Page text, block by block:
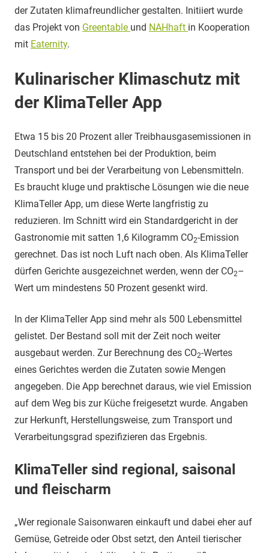
der Zutaten klimafreundlicher gestalten. Initiiert wurde
das Projekt von Greentable und NAHhaft in Kooperation
mit Eaternity.
Kulinarischer Klimaschutz mit
der KlimaTeller App
Etwa 15 bis 20 Prozent aller Treibhausgasemissionen in
Deutschland entstehen bei der Produktion, beim
Transport und bei der Verarbeitung von Lebensmitteln.
Es braucht kluge und praktische Lösungen wie die neue
KlimaTeller App, um diese Werte langfristig zu
reduzieren. Im Schnitt wird ein Standardgericht in der
Gastronomie mit satten 1,6 Kilogramm CO2-Emission
gerechnet. Das ist noch Luft nach oben. Als KlimaTeller
dürfen Gerichte ausgezeichnet werden, wenn der CO2–
Wert um mindestens 50 Prozent gesenkt wird.
In der KlimaTeller App sind mehr als 500 Lebensmittel
gelistet. Der Bestand soll mit der Zeit noch weiter
ausgebaut werden. Zur Berechnung des CO2-Wertes
eines Gerichtes werden die Zutaten sowie Mengen
angegeben. Die App berechnet daraus, wie viel Emission
auf dem Weg bis zur Küche freigesetzt wurde. Angaben
zur Herkunft, Herstellungsweise, zum Transport und
Verarbeitungsgrad spezifizieren das Ergebnis.
KlimaTeller sind regional, saisonal
und fleischarm
„Wer regionale Saisonwaren einkauft und dabei eher auf
Gemüse, Getreide oder Obst setzt, den Anteil tierischer